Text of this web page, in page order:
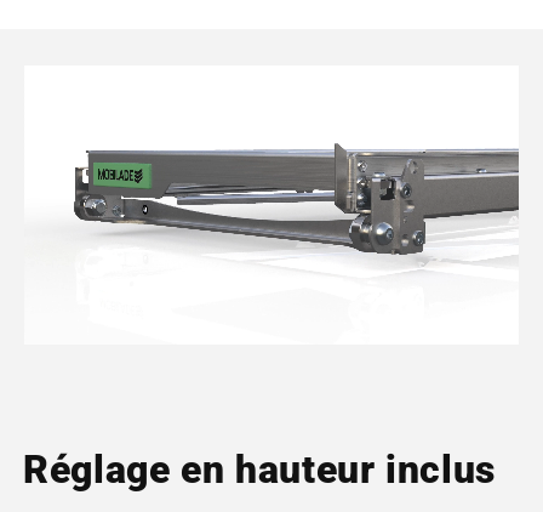
Réglage en hauteur inclus